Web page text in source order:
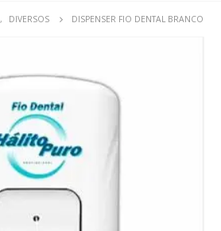
, DIVERSOS DISPENSER FIO DENTAL BRANCO